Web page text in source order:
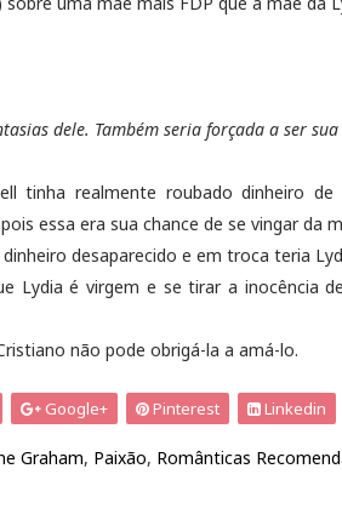
dele. Também seria forçada a ser
tinha realmente roubado dinheiro
essa era sua chance de se vingar da
desaparecido e em troca teria
Lydia é virgem e se tirar a inocência
não pode obrigá-la a amá-lo.
Google+ Pinterest Linkedin
Graham, Paixão, Românticas